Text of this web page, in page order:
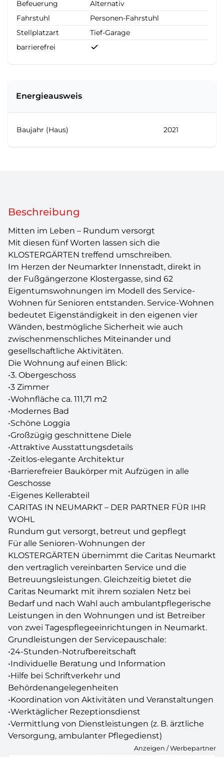
Befeuerung
Alternativ
Fahrstuhl
Personen-Fahrstuhl
Stellplatzart
Tief-Garage
barrierefrei
Energieausweis
Baujahr (Haus) 2021
Beschreibung
Mitten im Leben – Rundum versorgt
Mit diesen fünf Worten lassen sich die
KLOSTERGÄRTEN treffend umschreiben.
Im Herzen der Neumarkter Innenstadt, direkt in
der Fußgängerzone Klostergasse, sind 62
Eigentumswohnungen im Modell des Service-
Wohnen für Senioren entstanden. Service-Wohnen
bedeutet Eigenständigkeit in den eigenen vier
Wänden, bestmögliche Sicherheit wie auch
zwischenmenschliches Miteinander und
gesellschaftliche Aktivitäten.
Die Wohnung auf einen Blick:
•3. Obergeschoss
•3 Zimmer
•Wohnfläche ca. 111,71 m2
•Modernes Bad
•Schöne Loggia
•Großzügig geschnittene Diele
•Attraktive Ausstattungsdetails
•Zeitlos-elegante Architektur
•Barrierefreier Baukörper mit Aufzügen in alle
Geschosse
•Eigenes Kellerabteil
CARITAS IN NEUMARKT – DER PARTNER FÜR IHR
WOHL
Rundum gut versorgt, betreut und gepflegt
Für alle Senioren-Wohnungen der
KLOSTERGÄRTEN übernimmt die Caritas Neumarkt
den vertraglich vereinbarten Service und die
Betreuungsleistungen. Gleichzeitig bietet die
Caritas Neumarkt mit ihrem sozialen Netz bei
Bedarf und nach Wahl auch ambulantpflegerische
Leistungen in den Wohnungen und ist Betreiber
von zwei Tagespflegeeinrichtungen in Neumarkt.
Grundleistungen der Servicepauschale:
•24-Stunden-Notrufbereitschaft
•Individuelle Beratung und Information
•Hilfe bei Schriftverkehr und
Behördenangelegenheiten
•Koordination von Aktivitäten und Veranstaltungen
•Werktäglicher Rezeptionsdienst
•Vermittlung von Dienstleistungen (z. B. ärztliche
Versorgung, ambulanter Pflegedienst)
Anzeigen / Werbepartner